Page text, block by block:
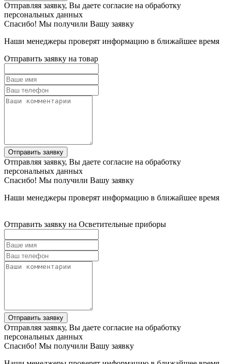
Отправляя заявку, Вы даете согласие на обработку
персональных данных
Спасибо! Мы получили Вашу заявку
Наши менеджеры проверят информацию в ближайшее время
Отправить заявку на товар
Отправить заявку
Отправляя заявку, Вы даете согласие на обработку
персональных данных
Спасибо! Мы получили Вашу заявку
Наши менеджеры проверят информацию в ближайшее время
Отправить заявку на Осветительные приборы
Отправить заявку
Отправляя заявку, Вы даете согласие на обработку
персональных данных
Спасибо! Мы получили Вашу заявку